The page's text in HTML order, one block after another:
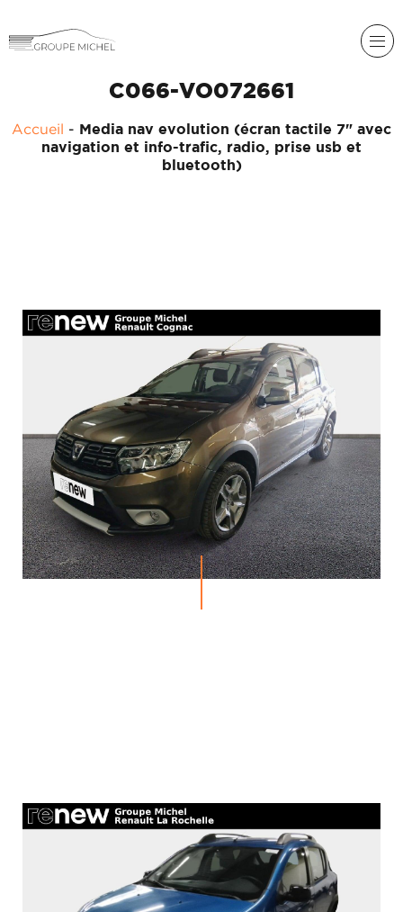
RENAULT
LIGIER
PROFESSIONAL
HISTORIQUE
DU
ACTUALITÉS
C066-VO072661
Accueil - Media nav evolution (écran tactile 7" avec
navigation et info-trafic, radio, prise usb et
bluetooth)